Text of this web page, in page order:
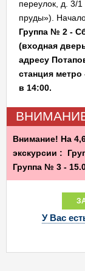
переулок, д. 3/
пруды»).
Группа № 2 -
(входная
адресу
станция
в 14:00.
Внимание! На
экскурсии :
Группа № 3 -
У Вас